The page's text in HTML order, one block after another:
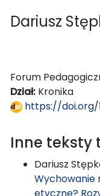
Dariusz
Forum
Dział: Kronika
https://doi.org/
Inne teksty
Dariusz
Wychowanie